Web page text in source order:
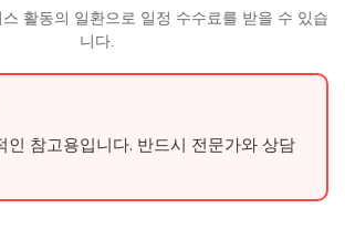
활동의 일환으로 일정 수수료를 받을 수 있습
니다.
인 참고용입니다. 반드시 전문가와 상담